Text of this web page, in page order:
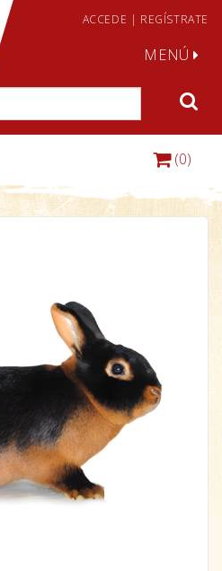
ACCEDE | REGÍSTRATE
MENÚ
(0)